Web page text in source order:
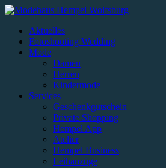
Aktuelles
Fotoshooting Wedding
Mode
Damen
Herren
Kindermode
Services
Geschenkgutschein
Private Shopping
Hempel App
Atelier
Hempel Business
Leihanzüge